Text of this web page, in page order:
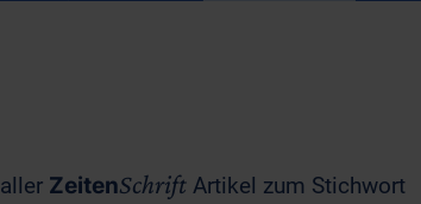
ZeitenSchrift Artikel zum Stichwort